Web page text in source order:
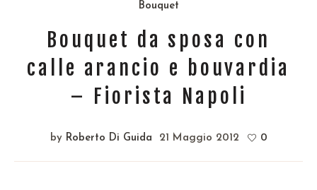
Bouquet
Bouquet da sposa con
calle arancio e bouvardia
– Fiorista Napoli
by Roberto Di Guida 21 Maggio 2012 0